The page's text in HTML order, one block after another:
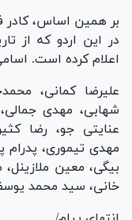
اعلام کرده است.
علیرضا کمانی،
شهابی، مهدی
عنایتی جو، رضا
مهدی تیموری، پدرام
بیگی، معین ملازینل،
خانی، سید محمد